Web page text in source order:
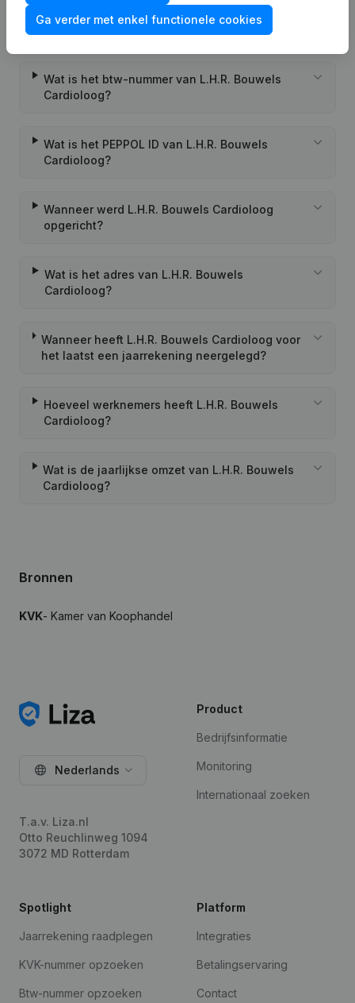
Wat is het KVK-nummer van L.H.R. Bouwels
Wat is het btw-nummer van L.H.R. Bouwels
Cardioloog?
Wat is het PEPPOL ID van L.H.R. Bouwels
Cardioloog?
Wanneer werd L.H.R. Bouwels Cardioloog
opgericht?
Wat is het adres van L.H.R. Bouwels
Cardioloog?
Wanneer heeft L.H.R. Bouwels Cardioloog voor
het laatst een jaarrekening neergelegd?
Hoeveel werknemers heeft L.H.R. Bouwels
Cardioloog?
Wat is de jaarlijkse omzet van L.H.R. Bouwels
Cardioloog?
Bronnen
KVK- Kamer van Koophandel
Ga verder met enkel functionele cookies
Nederlands
T.a.v. Liza.nl
Otto Reuchlinweg 1094
3072 MD Rotterdam
Product
Bedrijfsinformatie
Monitoring
Internationaal zoeken
Spotlight
Jaarrekening raadplegen
KVK-nummer opzoeken
Btw-nummer opzoeken
Platform
Integraties
Betalingservaring
Contact